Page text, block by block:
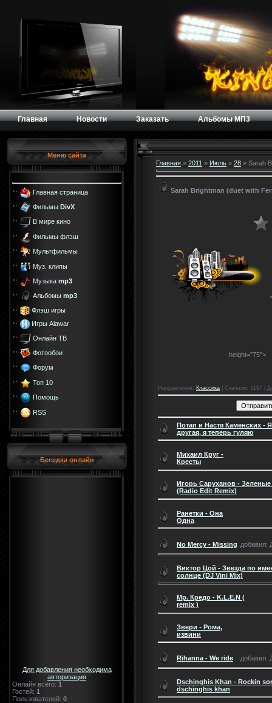
Главная Новости Заказать Альбомы МП3
Меню сайта
Главная страница
Фильмы DivX
В мире кино
Фильмы флэш
Мультфильмы
Муз. клипы
Музыка mp3
Альбомы mp3
Флэш игры
Игры Alawar
Онлайн ТВ
Фотообои
Форум
Топ 10
Помощь
RSS
Беседка онлайн
Для добавления необходима
авторизация
Онлайн всего: 1
Гостей: 1
Пользователей: 0
Главная » 2011 » Июль » 28 » Sarah
Sarah Brightman (duet with
height="75">
Направления : Класcика Скачали: 3197 |
Потап и Настя Каменских -
другая, я теперь гуляю
Михаил Круг -
Кресты
Игорь Саруханов - Зеленые
(Radio Edit Remix)
Ранетки - Она
Одна
No Mercy - Missing добавил:
Виктор Цой - Звезда по
солнце (DJ Vini Mix)
Мр. Кредо - K.L.E.N (
remix )
Звери - Рома,
извини
Rihanna - We ride добавил:
Dschinghis Khan - Rockin
dschinghis khan